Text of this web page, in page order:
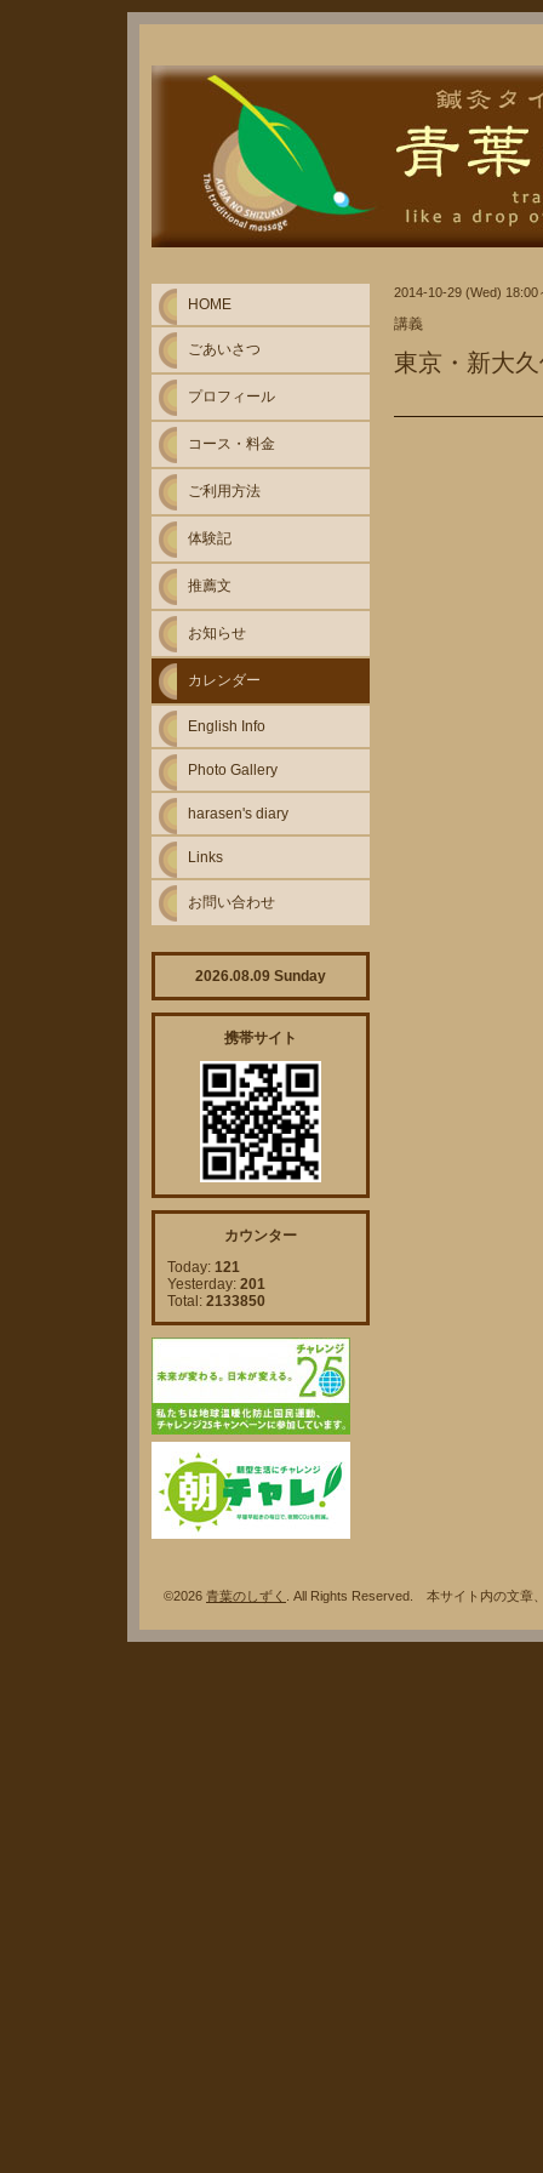
2014-10-29 (Wed) 18:00
講義
東京・新大
HOME
ごあいさつ
プロフィール
コース・料金
ご利用方法
体験記
推薦文
お知らせ
カレンダー
English Info
Photo Gallery
harasen's diary
Links
お問い合わせ
2026.08.09 Sunday
携帯サイト
カウンター
Today: 121
Yesterday: 201
Total: 2133850
©2026 青葉のしずく . All Rights Reserved. 本サイト内の文章